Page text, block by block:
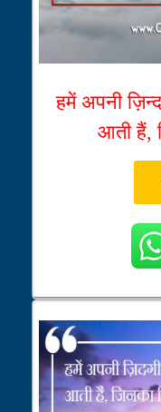
हमें अपनी
आती हैं,